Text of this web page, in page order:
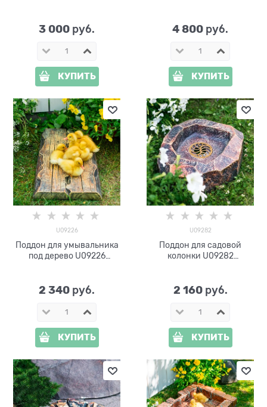
3 000 руб.
КУПИТЬ
4 800 руб.
КУПИТЬ
U09226
Поддон для умывальника
под дерево U09226
2 340 руб.
КУПИТЬ
U09282
Поддон для садовой
колонки U09282
2 160 руб.
КУПИТЬ